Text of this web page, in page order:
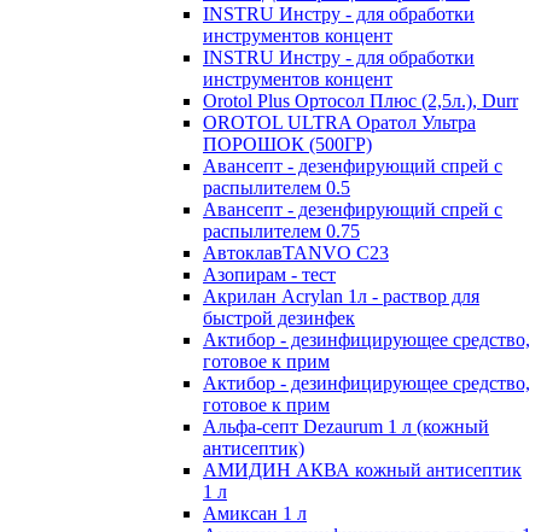
INSTRU Инстру - для обработки
инструментов концент
INSTRU Инстру - для обработки
инструментов концент
Orotol Plus Ортосол Плюс (2,5л.), Durr
OROTOL ULTRA Оратол Ультра
ПОРОШОК (500ГР)
Авансепт - дезенфирующий спрей с
распылителем 0.5
Авансепт - дезенфирующий спрей с
распылителем 0.75
АвтоклавTANVO С23
Азопирам - тест
Акрилан Acrylan 1л - раствор для
быстрой дезинфек
Актибор - дезинфицирующее средство,
готовое к прим
Актибор - дезинфицирующее средство,
готовое к прим
Альфа-септ Dezaurum 1 л (кожный
антисептик)
АМИДИН АКВА кожный антисептик
1 л
Амиксан 1 л